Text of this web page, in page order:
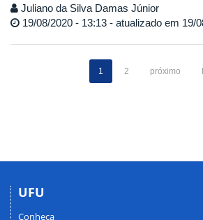
Juliano da Silva Damas Júnior
19/08/2020 - 13:13 - atualizado em 19/
1 2 próximo
UFU
Conheça